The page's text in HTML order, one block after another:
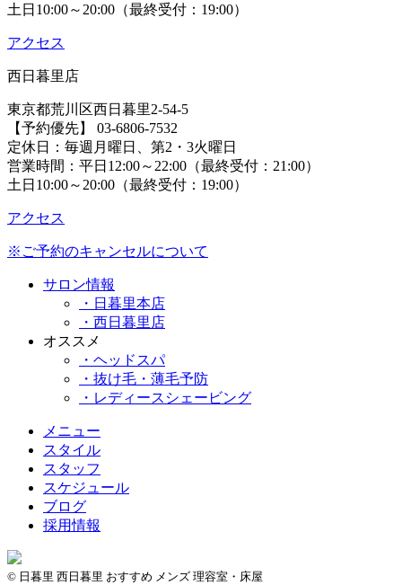
土日10:00～20:00（最終受付：19:00）
アクセス
西日暮里店
東京都荒川区西日暮里2-54-5
【予約優先】 03-6806-7532
定休日：毎週月曜日、第2・3火曜日
営業時間：平日12:00～22:00（最終受付：21:00）
土日10:00～20:00（最終受付：19:00）
アクセス
※ご予約のキャンセルについて
サロン情報
・日暮里本店
・西日暮里店
オススメ
・ヘッドスパ
・抜け毛・薄毛予防
・レディースシェービング
メニュー
スタイル
スタッフ
スケジュール
ブログ
採用情報
© 日暮里 西日暮里 おすすめ メンズ 理容室・床屋